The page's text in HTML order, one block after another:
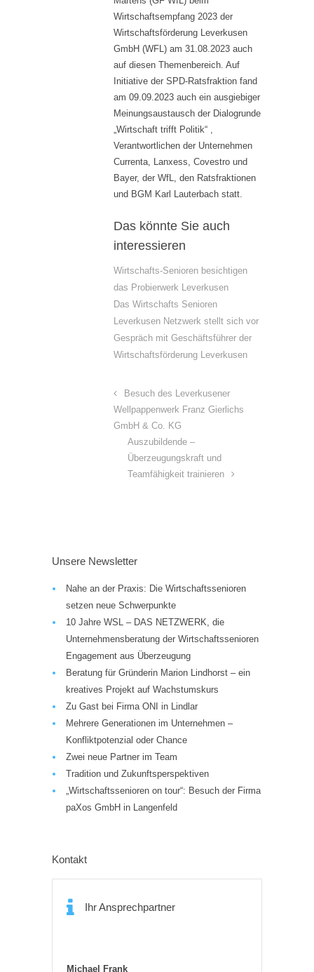
Wirtschaftsempfang 2023 der
Wirtschaftsförderung Leverkusen
GmbH (WFL) am 31.08.2023 auch
auf diesen Themenbereich. Auf
Initiative der SPD-Ratsfraktion fand
am 09.09.2023 auch ein ausgiebiger
Meinungsaustausch der Dialogrunde
„Wirtschaft trifft Politik“ ,
Verantwortlichen der Unternehmen
Currenta, Lanxess, Covestro und
Bayer, der WfL, den Ratsfraktionen
und BGM Karl Lauterbach statt.
Das könnte Sie auch
interessieren
Wirtschafts-Senioren besichtigen
das Probierwerk Leverkusen
Das Wirtschafts Senioren
Leverkusen Netzwerk stellt sich vor
Gespräch mit Geschäftsführer der
Wirtschaftsförderung Leverkusen
Besuch des Leverkusener
Wellpappenwerk Franz Gierlichs
GmbH & Co. KG
Auszubildende –
Überzeugungskraft und
Teamfähigkeit trainieren
Unsere Newsletter
Nahe an der Praxis: Die Wirtschaftssenioren
setzen neue Schwerpunkte
10 Jahre WSL – DAS NETZWERK, die
Unternehmensberatung der Wirtschaftssenioren
Engagement aus Überzeugung
Beratung für Gründerin Marion Lindhorst – ein
kreatives Projekt auf Wachstumskurs
Zu Gast bei Firma ONI in Lindlar
Mehrere Generationen im Unternehmen –
Konfliktpotenzial oder Chance
Zwei neue Partner im Team
Tradition und Zukunftsperspektiven
„Wirtschaftssenioren on tour“: Besuch der Firma
paXos GmbH in Langenfeld
Kontakt
Ihr Ansprechpartner
Michael Frank